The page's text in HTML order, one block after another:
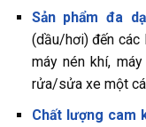
Sản phẩm đa
(dầu/hơi) đến các
máy nén khí,
rửa/sửa xe một
Chất lượng cam